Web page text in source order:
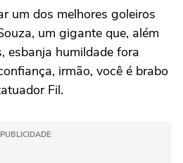
um dos melhores goleiros
um gigante que, além
esbanja humildade fora
irmão, você é brabo
Fil.
PUBLICIDADE